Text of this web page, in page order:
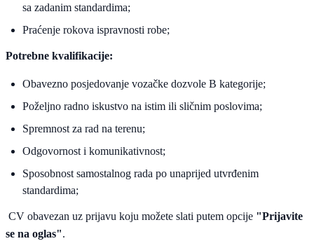
sa zadanim standardima;
Praćenje rokova ispravnosti robe;
Potrebne kvalifikacije:
Obavezno posjedovanje vozačke dozvole B kategorije;
Poželjno radno iskustvo na istim ili sličnim poslovima;
Spremnost za rad na terenu;
Odgovornost i komunikativnost;
Sposobnost samostalnog rada po unaprijed utvrđenim
standardima;
CV obavezan uz prijavu koju možete slati putem opcije "Prijavite
se na oglas".